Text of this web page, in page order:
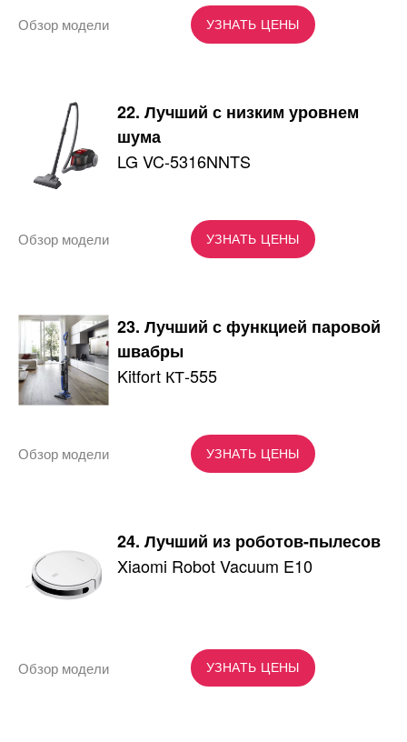
УЗНАТЬ ЦЕНЫ
Обзор модели
22. Лучший с низким уровнем
шума
LG VC-5316NNTS
УЗНАТЬ ЦЕНЫ
Обзор модели
23. Лучший с функцией паровой
швабры
Kitfort КТ-555
УЗНАТЬ ЦЕНЫ
Обзор модели
24. Лучший из роботов-пылесов
Xiaomi Robot Vacuum E10
УЗНАТЬ ЦЕНЫ
Обзор модели